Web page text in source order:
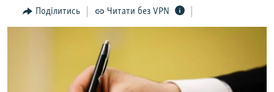
Перейти
до
ПОГЛЯД
СПЕЦПРОЕКТИ
Поділитись Читати без VPN